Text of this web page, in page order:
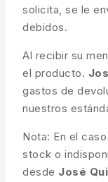
solicita, se le
debidos.
Al recibir su
el producto.
gastos de
nuestros
Nota: En el
stock o
desde José